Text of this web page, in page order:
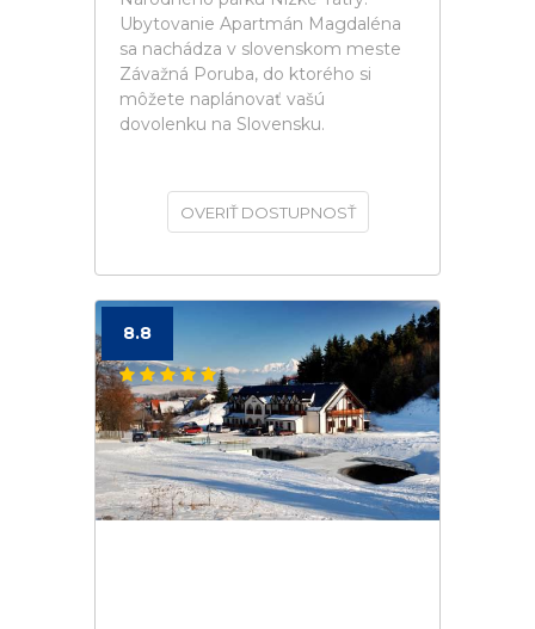
Ubytovanie Apartmán Magdaléna
sa nachádza v slovenskom meste
Závažná Poruba, do ktorého si
môžete naplánovať vašú
dovolenku na Slovensku.
OVERIŤ DOSTUPNOSŤ
8.8